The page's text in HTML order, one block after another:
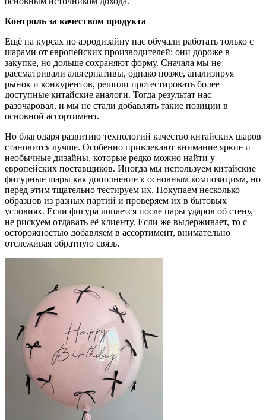
Контроль за качеством продукта
Ещё на курсах по аэродизайну нас обучали работать только с
шарами от европейских производителей: они дороже в
закупке, но дольше сохраняют форму. Сначала мы не
рассматривали альтернативы, однако позже, анализируя
рынок и конкурентов, решили протестировать более
доступные китайские аналоги. Тогда результат нас
разочаровал, и мы не стали добавлять такие позиции в
основной ассортимент.
Но благодаря развитию технологий качество китайских шаров
становится лучше. Особенно привлекают внимание яркие и
необычные дизайны, которые редко можно найти у
европейских поставщиков. Иногда мы используем китайские
фигурные шары как дополнение к основным композициям, но
перед этим тщательно тестируем их. Покупаем несколько
образцов из разных партий и проверяем их в бытовых
условиях. Если фигура лопается после пары ударов об стену,
не рискуем отдавать её клиенту. Если же выдерживает, то с
осторожностью добавляем в ассортимент, внимательно
отслеживая обратную связь.